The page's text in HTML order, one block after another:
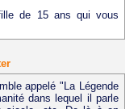
de 15 ans qui vous
appelé "La Légende
dans lequel il parle